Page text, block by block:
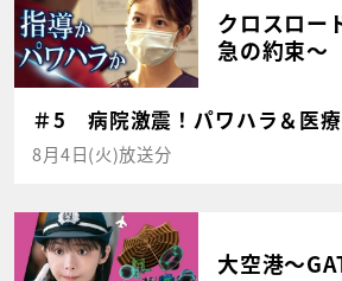
クロスロー
急の約束～
＃5 病院激震！パワハラ＆医
8月4日(火)放送分
大空港～